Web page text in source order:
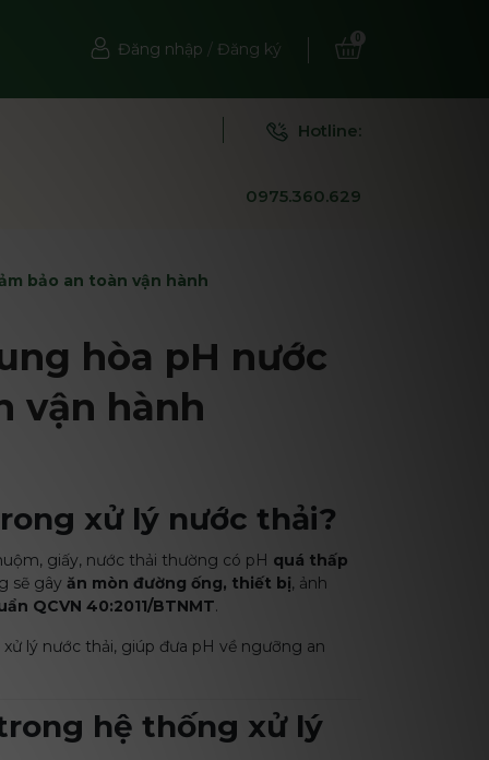
Đăng nhập / Đăng ký
0
Hotline:
0975.360.629
bảo an toàn vận hành
hòa pH nước
vận hành
xử lý nước thải?
giấy, nước thải thường có pH quá thấp
sẽ gây ăn mòn đường ống, thiết bị, ảnh
QCVN 40:2011/BTNMT.
lý nước thải, giúp đưa pH về ngưỡng an
hệ thống xử lý